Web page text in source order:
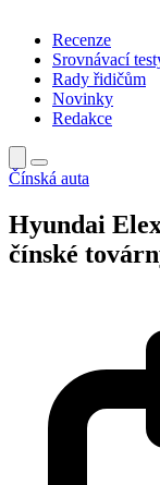
Recenze
Srovnávací
Rady řidičům
Novinky
Redakce
Čínská auta
Hyundai
čínské